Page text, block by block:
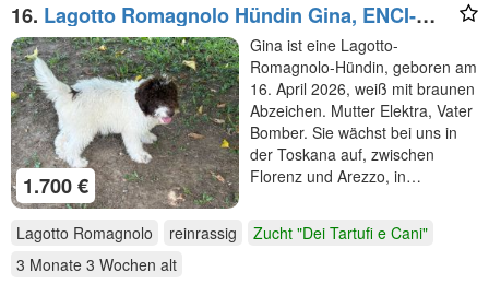
16. Lagotto Romagnolo Hündin Gina, ENCI-
Ahnentafel, Toskana
1.700 €
Gina ist eine Lagotto-
Romagnolo-Hündin, geboren am
16. April 2026, weiß mit braunen
Abzeichen. Mutter Elektra, Vater
Bomber. Sie wächst bei uns in
der Toskana auf, zwischen
Florenz und Arezzo, in…
Lagotto Romagnolo reinrassig
Zucht "Dei Tartufi e Cani"
3 Monate 3 Wochen alt